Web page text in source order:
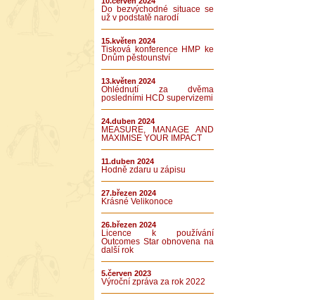
Do bezvýchodné situace se
už v podstatě narodí
15.květen 2024
Tisková konference HMP ke
Dnům pěstounství
13.květen 2024
Ohlédnutí za dvěma
posledními HCD supervizemi
24.duben 2024
MEASURE, MANAGE AND
MAXIMISE YOUR IMPACT
11.duben 2024
Hodně zdaru u zápisu
27.březen 2024
Krásné Velikonoce
26.březen 2024
Licence k používání
Outcomes Star obnovena na
další rok
5.červen 2023
Výroční zpráva za rok 2022